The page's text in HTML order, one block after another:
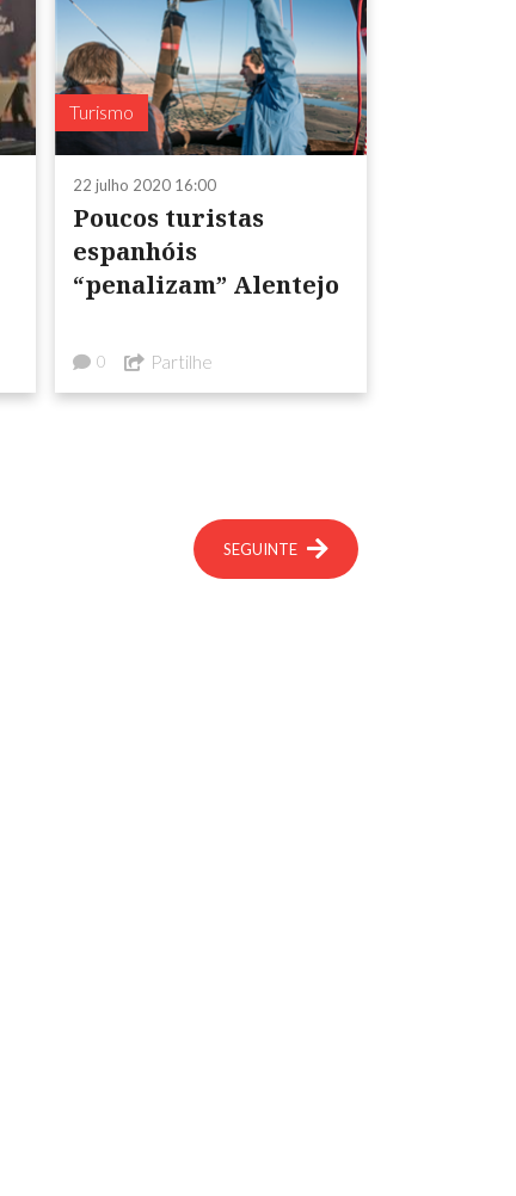
Turismo
22 julho 2020 16:00
Poucos turistas
espanhóis
“penalizam” Alentejo
0 Partilhe
SEGUINTE